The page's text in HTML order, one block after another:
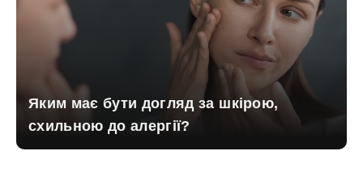
Яким має бути догляд за шкірою,
схильною до алергії?